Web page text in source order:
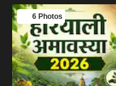
6 Photos